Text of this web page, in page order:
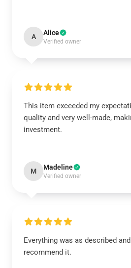
A Alice
Verified owner
This item exceeded my
quality and very well-made,
investment.
M Madeline
Verified owner
Everything was as described
recommend it.